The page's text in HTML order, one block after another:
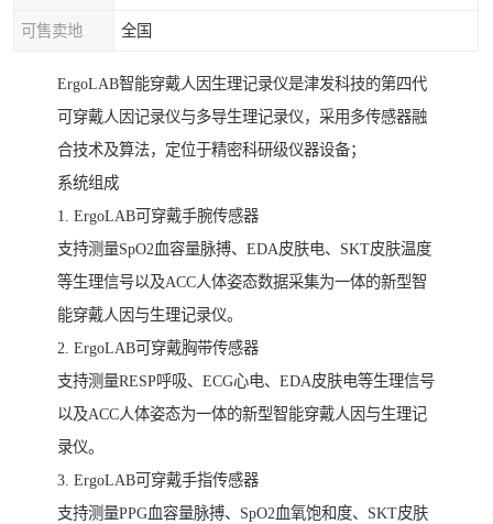
可售卖地 全国
ErgoLAB智能穿戴人因生理记录仪是津发科技的第四代
可穿戴人因记录仪与多导生理记录仪，采用多传感器融
合技术及算法，定位于精密科研级仪器设备；
系统组成
1. ErgoLAB可穿戴手腕传感器
支持测量SpO2血容量脉搏、EDA皮肤电、SKT皮肤温度
等生理信号以及ACC人体姿态数据采集为一体的新型智
能穿戴人因与生理记录仪。
2. ErgoLAB可穿戴胸带传感器
支持测量RESP呼吸、ECG心电、EDA皮肤电等生理信号
以及ACC人体姿态为一体的新型智能穿戴人因与生理记
录仪。
3. ErgoLAB可穿戴手指传感器
支持测量PPG血容量脉搏、SpO2血氧饱和度、SKT皮肤